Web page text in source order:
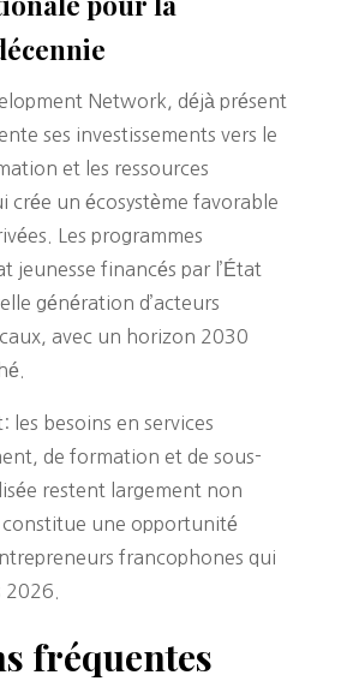
Network, déjà présent
ses investissements vers le
et les ressources
crée un écosystème favorable
Les programmes
jeunesse financés par l’État
génération d’acteurs
avec un horizon 2030
les besoins en services
de formation et de sous-
restent largement non
constitue une opportunité
francophones qui
2026.
fréquentes